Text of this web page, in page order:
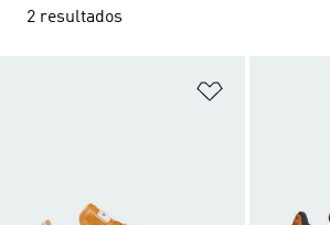
2 resultados